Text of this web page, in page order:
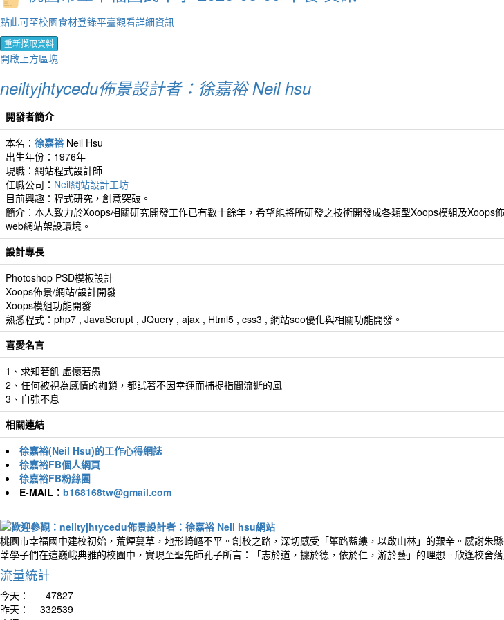
點此可至校園食材登錄平臺觀看詳細資訊
重新擷取資料
開啟上方區塊
neiltyjhtycedu佈景設計者：徐嘉裕 Neil hsu
開發者簡介
本名： 徐嘉裕 Neil Hsu
出生年份：1976年
現職：網站程式設計師
任職公司： Neil網站設計工坊
目前興趣：程式研究，創意突破。
簡介：本人致力於Xoops相關研究開發工作已有數十餘年，希望能將所研發之技術開發成各類型Xoops模組及Xoops
web網站架設環境。
設計專長
Photoshop PSD模板設計
Xoops佈景/網站/設計開發
Xoops模組功能開發
熟悉程式：php7 , JavaScrupt , JQuery , ajax , Html5 , css3 , 網站seo優化與相關功能開發。
喜愛名言
1、求知若飢 虛懷若愚
2、任何被視為感情的枷鎖，都試著不因幸運而捕捉指間流逝的風
3、自強不息
相關連結
徐嘉裕(Neil Hsu)的工作心得網誌
徐嘉裕FB個人網頁
徐嘉裕FB粉絲團
E-MAIL： b168168tw@gmail.com
桃園市幸福國中建校初始，荒煙蔓草，地形崎嶇不平。創校之路，深切感受「篳路藍縷，以啟山林」的艱辛。感謝
莘學子們在這巍峨典雅的校園中，實現至聖先師孔子所言：「志於道，據於德，依於仁，游於藝」的理想。欣逢校舍
流量統計
今天：
47827
昨天：
332539